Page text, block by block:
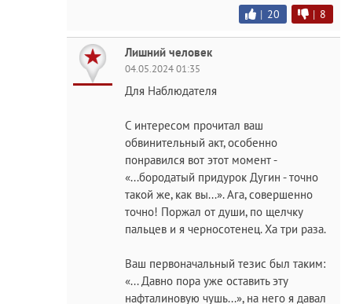
| 20 | 8
Лишний человек
04.05.2024 01:35
Для Наблюдателя
С интересом прочитал ваш
обвинительный акт, особенно
понравился вот этот момент -
«...бородатый придурок Дугин - точно
такой же, как вы...». Ага, совершенно
точно! Поржал от души, по щелчку
пальцев и я черносотенец. Ха три раза.
Ваш первоначальный тезис был таким:
«... Давно пора уже оставить эту
нафталиновую чушь...», на него я давал